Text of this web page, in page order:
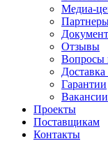
Медиа-
Отзывы
Вопросы
Доставка
Гарантии
Вакансии
Проекты
Поставщикам
Контакты